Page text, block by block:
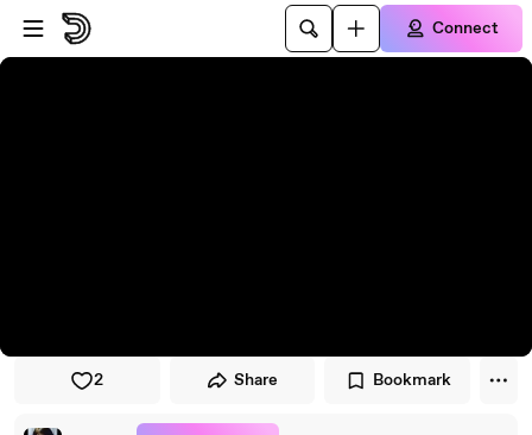
Skip to player
Skip to main content
Connect
2 Share Bookmark